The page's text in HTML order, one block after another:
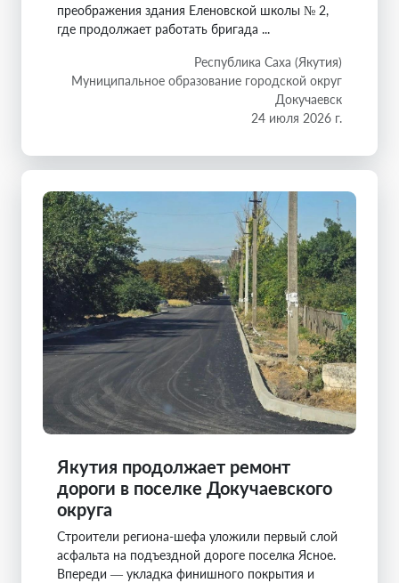
преображения здания Еленовской школы № 2,
где продолжает работать бригада ...
Республика Саха (Якутия)
Муниципальное образование городской округ
Докучаевск
24 июля 2026 г.
Якутия продолжает ремонт
дороги в поселке Докучаевского
округа
Строители региона-шефа уложили первый слой
асфальта на подъездной дороге поселка Ясное.
Впереди — укладка финишного покрытия и